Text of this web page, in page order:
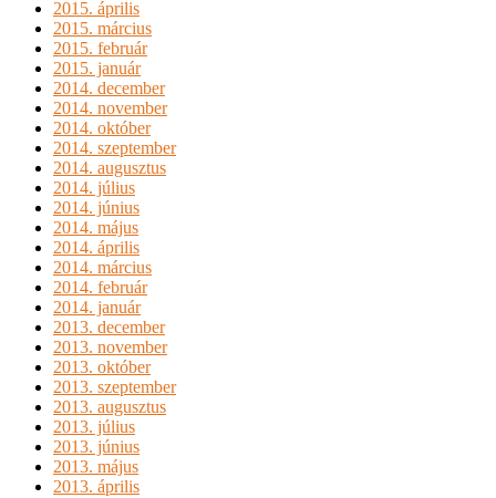
2015. április
2015. március
2015. február
2015. január
2014. december
2014. november
2014. október
2014. szeptember
2014. augusztus
2014. július
2014. június
2014. május
2014. április
2014. március
2014. február
2014. január
2013. december
2013. november
2013. október
2013. szeptember
2013. augusztus
2013. július
2013. június
2013. május
2013. április